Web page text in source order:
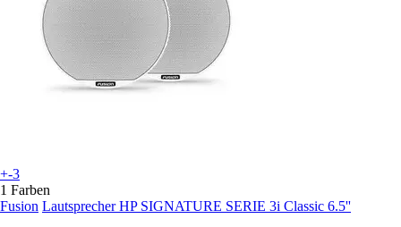
+-3
1 Farben
Fusion Lautsprecher HP SIGNATURE SERIE 3i Classic 6.5''